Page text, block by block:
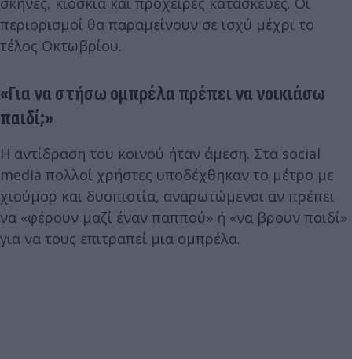
περιορισμοί θα παραμείνουν σε ισχύ μέχρι το
τέλος Οκτωβρίου.
«Για να στήσω ομπρέλα πρέπει να νοικιάσω
παιδί;»
Η αντίδραση του κοινού ήταν άμεση. Στα social
media πολλοί χρήστες υποδέχθηκαν το μέτρο με
χιούμορ και δυσπιστία, αναρωτώμενοι αν πρέπει
να «φέρουν μαζί έναν παππού» ή «να βρουν παιδί»
για να τους επιτραπεί μια ομπρέλα.